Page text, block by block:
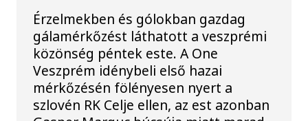
Érzelmekben és gólokban gazdag
gálamérkőzést láthatott a veszprémi
közönség péntek este. A One
Veszprém idénybeli első hazai
mérkőzésén fölényesen nyert a
szlovén RK Celje ellen, az est azonban